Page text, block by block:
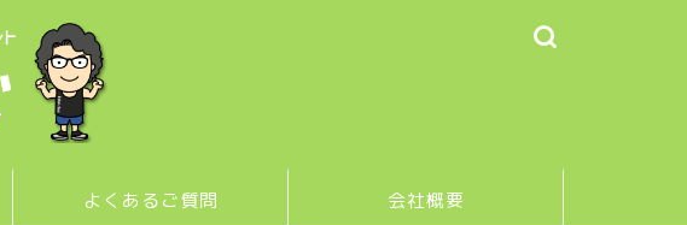
よくあるご質問 会社概要